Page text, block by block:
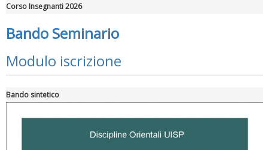
Ddl Lobby, Uisp: “Il Parlamento valorizzi le nostre specificità"
Corso Insegnanti 2026
Bando Seminario
Modulo iscrizione
Bando sintetico